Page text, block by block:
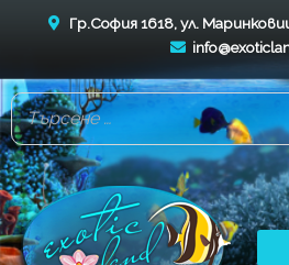
Гр.София 1618, ул.